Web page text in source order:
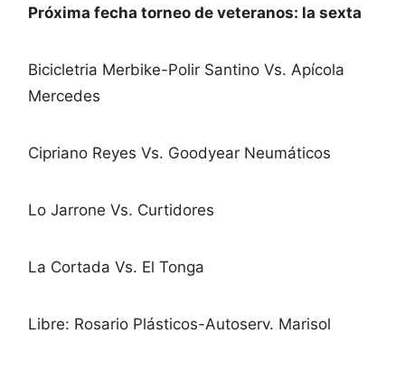
Próxima fecha torneo de veteranos: la sexta
Bicicletria Merbike-Polir Santino Vs. Apícola
Mercedes
Cipriano Reyes Vs. Goodyear Neumáticos
Lo Jarrone Vs. Curtidores
La Cortada Vs. El Tonga
Libre: Rosario Plásticos-Autoserv. Marisol